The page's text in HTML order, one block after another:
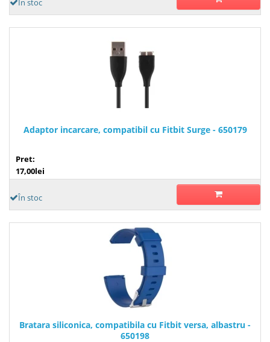
În stoc
Adaptor incarcare, compatibil cu Fitbit Surge - 650179
Pret:
17,00lei
În stoc
Bratara siliconica, compatibila cu Fitbit versa, albastru -
650198